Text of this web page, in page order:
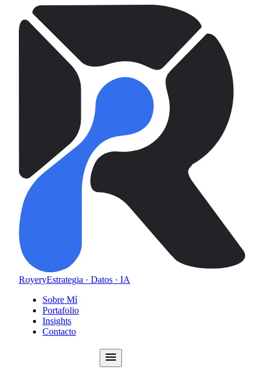
RoyeryEstrategia · Datos · IA
Sobre Mí
Portafolio
Insights
Contacto